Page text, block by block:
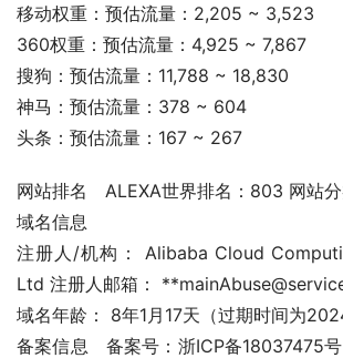
移动权重：预估流量：2,205 ~ 3,523
360权重：预估流量：4,925 ~ 7,867
搜狗：预估流量：11,788 ~ 18,830
神马：预估流量：378 ~ 604
头条：预估流量：167 ~ 267
网站排名	ALEXA世界排名：803 网
域名信息
注册人/机构： Alibaba Cloud
Ltd 注册人邮箱：
域名年龄： 8年1月17天（过期时间为
备案信息	备案号：浙ICP备18037475号 名称： 钉钉科技